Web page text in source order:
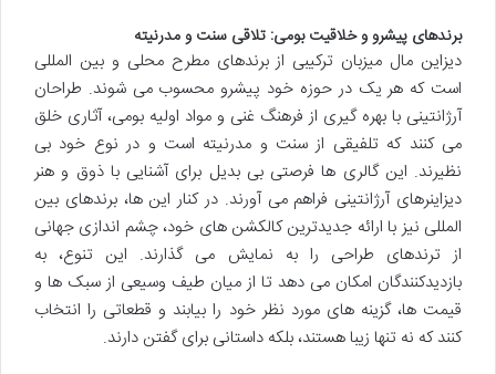
برندهای پیشرو و خلاقیت بومی: تلاقی سنت و مدرنیته
دیزاین مال میزبان ترکیبی از برندهای مطرح محلی و بین المللی
است که هر یک در حوزه خود پیشرو محسوب می شوند. طراحان
آرژانتینی با بهره گیری از فرهنگ غنی و مواد اولیه بومی، آثاری خلق
می کنند که تلفیقی از سنت و مدرنیته است و در نوع خود بی
نظیرند. این گالری ها فرصتی بی بدیل برای آشنایی با ذوق و هنر
دیزاینرهای آرژانتینی فراهم می آورند. در کنار این ها، برندهای بین
المللی نیز با ارائه جدیدترین کالکشن های خود، چشم اندازی جهانی
از ترندهای طراحی را به نمایش می گذارند. این تنوع، به
بازدیدکنندگان امکان می دهد تا از میان طیف وسیعی از سبک ها و
قیمت ها، گزینه های مورد نظر خود را بیابند و قطعاتی را انتخاب
کنند که نه تنها زیبا هستند، بلکه داستانی برای گفتن دارند.